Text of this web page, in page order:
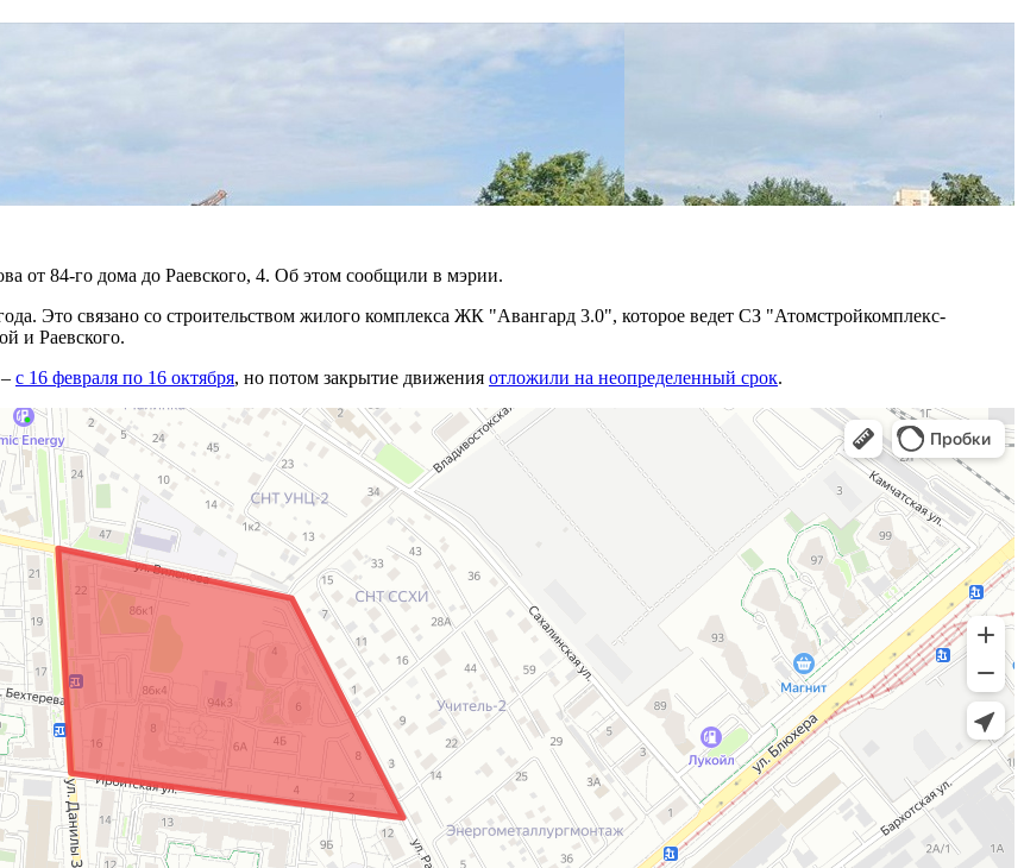
от 84-го дома до Раевского, 4. Об этом сообщили в мэрии.
Это связано со строительством жилого комплекса ЖК "Авангард 3.0", которое ведет СЗ "Атомстройкомплекс-
и Раевского.
с 16 февраля по 16 октября, но потом закрытие движения отложили на неопределенный срок.